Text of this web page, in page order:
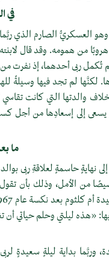
في
العسكريُّ الصارم الذي
هروبًا من همومه. وقد قال
تُكمل ربى أحدهما، إذ نفرت
لكنَّها لم تجد فيها
والدتها التي كانت تقاسي
إلى إسعادِها من أجل
ما
نهايةٍ حاسمةٍ لعلاقةِ ربى
من الأمل، وذلك بأن
«هذه ليلتي وحلم
وربَّما بداية ليلةٍ سعيدةٍ